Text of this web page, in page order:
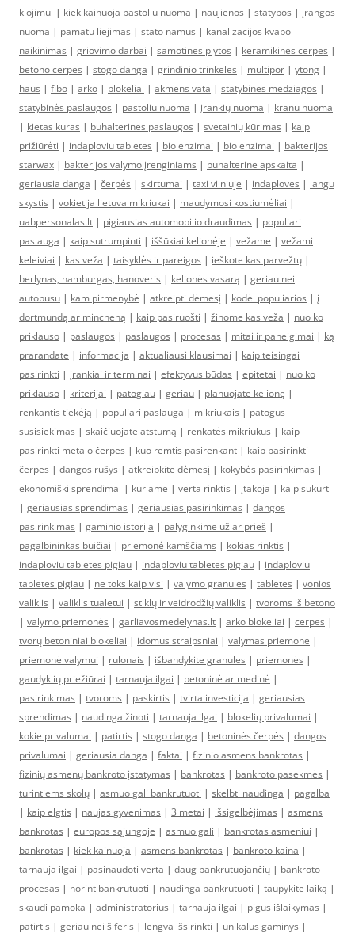
klojimui | kiek kainuoja pastoliu nuoma | naujienos | statybos | įrangos
nuoma | pamatu liejimas | stato namus | kanalizacijos kvapo
naikinimas | griovimo darbai | samotines plytos | keramikines cerpes |
betono cerpes | stogo danga | grindinio trinkeles | multipor | ytong |
haus | fibo | arko | blokeliai | akmens vata | statybines medziagos |
statybinės paslaugos | pastoliu nuoma | įrankių nuoma | kranu nuoma
| kietas kuras | buhalterines paslaugos | svetainių kūrimas | kaip
prižiūrėti | indaploviu tabletes | bio enzimai | bio enzimai | bakterijos
starwax | bakterijos valymo įrenginiams | buhalterine apskaita |
geriausia danga | čerpės | skirtumai | taxi vilniuje | indaploves | langu
skystis | vokietija lietuva mikriukai | maudymosi kostiumėliai |
uabpersonalas.lt | pigiausias automobilio draudimas | populiari
paslauga | kaip sutrumpinti | iššūkiai kelionėje | vežame | vežami
keleiviai | kas veža | taisyklės ir pareigos | ieškote kas parvežtų |
berlynas, hamburgas, hanoveris | kelionės vasarą | geriau nei
autobusu | kam pirmenybė | atkreipti dėmesį | kodėl populiarios | į
dortmundą ar mincheną | kaip pasiruošti | žinome kas veža | nuo ko
priklauso | paslaugos | paslaugos | procesas | mitai ir paneigimai | ką
prarandate | informacija | aktualiausi klausimai | kaip teisingai
pasirinkti | įrankiai ir terminai | efektyvus būdas | epitetai | nuo ko
priklauso | kriterijai | patogiau | geriau | planuojate kelionę |
renkantis tiekėją | populiari paslauga | mikriukais | patogus
susisiekimas | skaičiuojate atstumą | renkatės mikriukus | kaip
pasirinkti metalo čerpes | kuo remtis pasirenkant | kaip pasirinkti
čerpes | dangos rūšys | atkreipkite dėmesį | kokybės pasirinkimas |
ekonomiški sprendimai | kuriame | verta rinktis | įtakoja | kaip sukurti
| geriausias sprendimas | geriausias pasirinkimas | dangos
pasirinkimas | gaminio istorija | palyginkime už ar prieš |
pagalbininkas buičiai | priemonė kamščiams | kokias rinktis |
indaploviu tabletes pigiau | indaploviu tabletes pigiau | indaploviu
tabletes pigiau | ne toks kaip visi | valymo granules | tabletes | vonios
valiklis | valiklis tualetui | stiklų ir veidrodžių valiklis | tvoroms iš betono
| valymo priemonės | garliavosmedelynas.lt | arko blokeliai | cerpes |
tvorų betoniniai blokeliai | idomus straipsniai | valymas priemone |
priemonė valymui | rulonais | išbandykite granules | priemonės |
gaudyklių priežiūrai | tarnauja ilgai | betoninė ar medinė |
pasirinkimas | tvoroms | paskirtis | tvirta investicija | geriausias
sprendimas | naudinga žinoti | tarnauja ilgai | blokelių privalumai |
kokie privalumai | patirtis | stogo danga | betoninės čerpės | dangos
privalumai | geriausia danga | faktai | fizinio asmens bankrotas |
fizinių asmenų bankroto įstatymas | bankrotas | bankroto pasekmės |
turintiems skolų | asmuo gali bankrutuoti | skelbti naudinga | pagalba
| kaip elgtis | naujas gyvenimas | 3 metai | išsigelbėjimas | asmens
bankrotas | europos sąjungoje | asmuo gali | bankrotas asmeniui |
bankrotas | kiek kainuoja | asmens bankrotas | bankroto kaina |
tarnauja ilgai | pasinaudoti verta | daug bankrutuojančių | bankroto
procesas | norint bankrutuoti | naudinga bankrutuoti | taupykite laiką |
skaudi pamoka | administratorius | tarnauja ilgai | pigus išlaikymas |
patirtis | geriau nei šiferis | lengva išsirinkti | unikalus gaminys |